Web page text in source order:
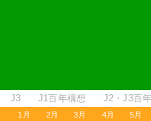
J3 J1百年構想 J2・J3百
1月 2月 3月 4月 5月